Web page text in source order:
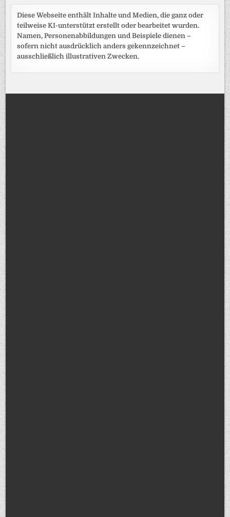
Diese Webseite enthält Inhalte und Medien, die ganz oder
teilweise KI-unterstützt erstellt oder bearbeitet wurden.
Namen, Personenabbildungen und Beispiele dienen –
sofern nicht ausdrücklich anders gekennzeichnet –
ausschließlich illustrativen Zwecken.